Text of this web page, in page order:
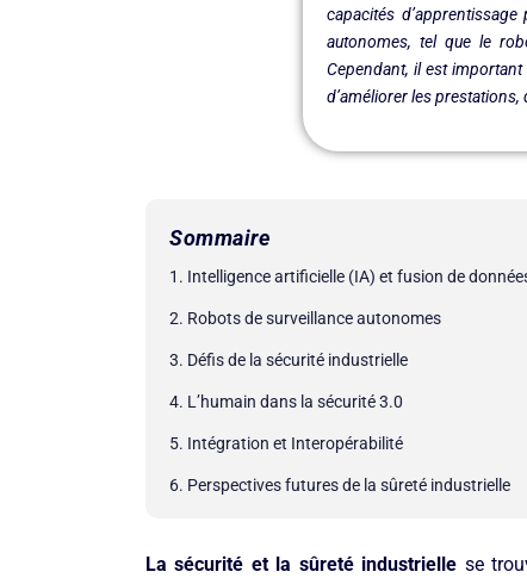
capacités
autonomes, tel que le
Cependant, il est
d’améliorer les
Sommaire
1. Intelligence artificielle (IA) et fusion de
2. Robots de surveillance autonomes
3. Défis de la sécurité industrielle
4. L’humain dans la sécurité 3.0
5. Intégration et Interopérabilité
6. Perspectives futures de la sûreté industrielle
La sécurité et la sûreté industrielle se